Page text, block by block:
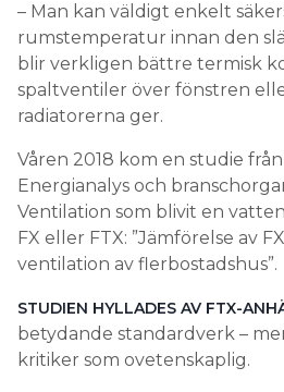
– Man kan väldigt enkelt
rumstemperatur innan den
blir verkligen bättre termisk
spaltventiler över fönstren
radiatorerna ger.
Våren 2018 kom en studie
Energianalys och
Ventilation som blivit en
FX eller FTX: ”Jämförelse av
ventilation av flerbostadshus”.
STUDIEN HYLLADES AV FTX-
betydande standardverk –
kritiker som ovetenskaplig.